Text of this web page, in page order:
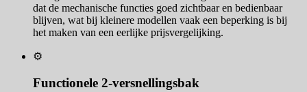
dat de mechanische functies goed zichtbaar en bedienbaar
blijven, wat bij kleinere modellen vaak een beperking is bij
het maken van een eerlijke prijsvergelijking.
⚙️
Functionele 2-versnellingsbak